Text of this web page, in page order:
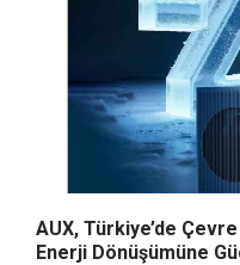
AUX, Türkiye’de
Enerji Dönüşümüne